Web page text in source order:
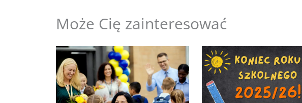
Może Cię zainteresować